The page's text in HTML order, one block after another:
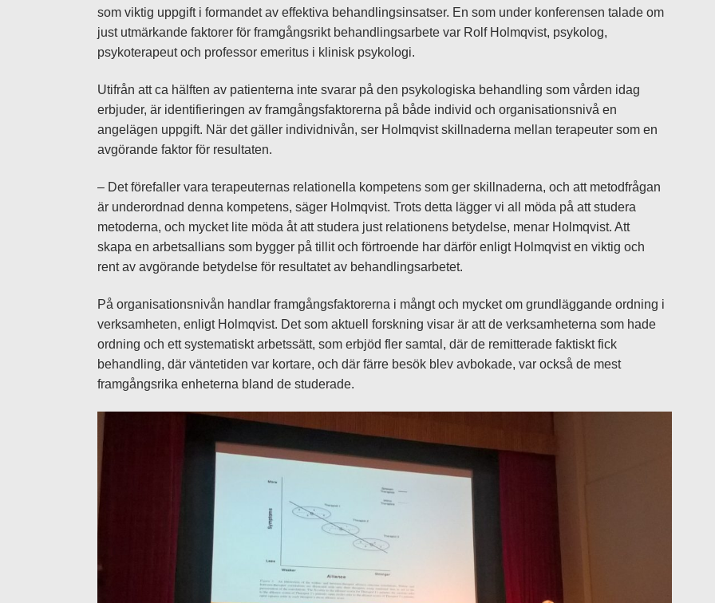
som viktig uppgift i formandet av effektiva behandlingsinsatser. En som under konferensen talade om
just utmärkande faktorer för framgångsrikt behandlingsarbete var Rolf Holmqvist, psykolog,
psykoterapeut och professor emeritus i klinisk psykologi.
Utifrån att ca hälften av patienterna inte svarar på den psykologiska behandling som vården idag
erbjuder, är identifieringen av framgångsfaktorerna på både individ och organisationsnivå en
angelägen uppgift. När det gäller individnivån, ser Holmqvist skillnaderna mellan terapeuter som en
avgörande faktor för resultaten.
– Det förefaller vara terapeuternas relationella kompetens som ger skillnaderna, och att metodfrågan
är underordnad denna kompetens, säger Holmqvist. Trots detta lägger vi all möda på att studera
metoderna, och mycket lite möda åt att studera just relationens betydelse, menar Holmqvist. Att
skapa en arbetsallians som bygger på tillit och förtroende har därför enligt Holmqvist en viktig och
rent av avgörande betydelse för resultatet av behandlingsarbetet.
På organisationsnivån handlar framgångsfaktorerna i mångt och mycket om grundläggande ordning i
verksamheten, enligt Holmqvist. Det som aktuell forskning visar är att de verksamheterna som hade
ordning och ett systematiskt arbetssätt, som erbjöd fler samtal, där de remitterade faktiskt fick
behandling, där väntetiden var kortare, och där färre besök blev avbokade, var också de mest
framgångsrika enheterna bland de studerade.